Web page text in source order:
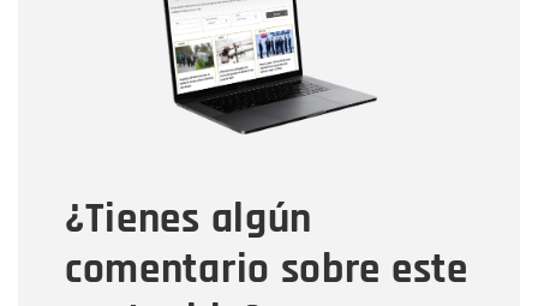
¿Tienes algún
comentario sobre este
Correo electrónico
Tipo de comentario
Mensaje